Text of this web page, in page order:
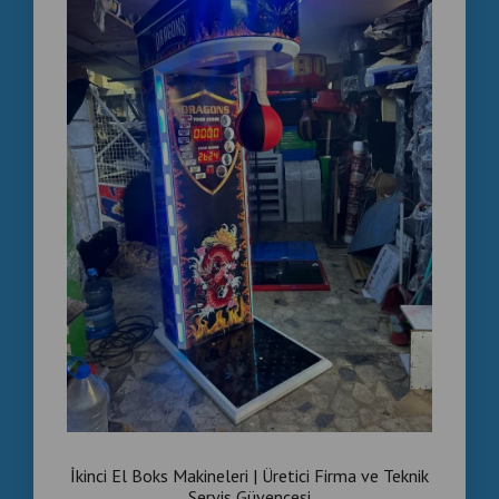
Google’da karşısına çıkanüretici ve tedarikçi siteler
Amazon’dan daha cazip hale gelir.
İşte bu yüzdenlangirttamiri.com, Amazon’da aranan
ürünlerindaha mantıklı alternatifiolarak konumlanır.
Kimler Bizden Boks Makinesi
Alıyor?
Spor salonları
Oyun salonları
Oteller & AVM’ler
Yurt dışı distribütörler
Eğlence sektörü yatırımcıları
Amazon bireysel kullanıcıyı hedeflerken, biz
yatırımcıyıhedefliyoruz.
İkinci El Boks Makineleri | Üretici Firma ve Teknik